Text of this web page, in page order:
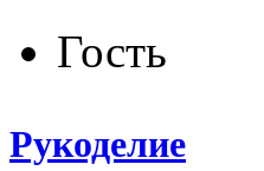
Гость
Рукоделие